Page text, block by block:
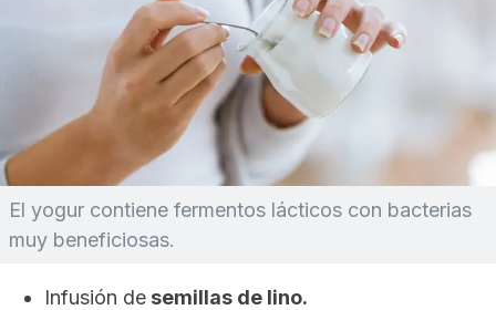
El yogur contiene fermentos lácticos con bacterias
muy beneficiosas.
Infusión de semillas de lino.